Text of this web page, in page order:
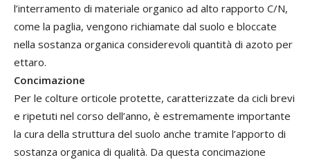
l’interramento di materiale organico ad alto rapporto C/N,
come la paglia, vengono richiamate dal suolo e bloccate
nella sostanza organica considerevoli quantità di azoto per
ettaro.
Concimazione
Per le colture orticole protette, caratterizzate da cicli brevi
e ripetuti nel corso dell’anno, è estremamente importante
la cura della struttura del suolo anche tramite l’apporto di
sostanza organica di qualità. Da questa concimazione